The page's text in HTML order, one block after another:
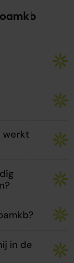
werkt
in de